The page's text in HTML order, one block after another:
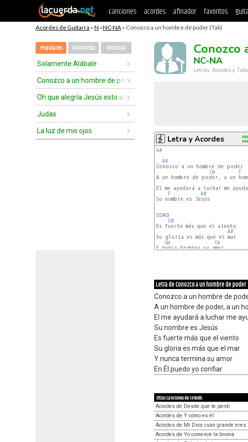
canciones acordes afinador favoritos
Acordes de Guitarra » N »NC-NA » Conozco a un hombre de poder (Tab)
Populares del Artista Historial
Solamente Alábale
Conozco a un hombre de poder
Oh que alegría Jesús esta aquí
Judas
La luz de mis ojos
Conozco
NC-NA
Letras, Acordes y
Letra y Acordes
A#
A#
Conozco a un hombre de poder
Cm
F
A un hombre de poder, a un
El me ayudará a luchar me
F
A#
Su nombre es Jesús
CORO
D#
Es fuerte más que el viento
A#
Su gloria es más que el mar
Gm
Cm
Y nunca termina su amor
Letra de Conozco a un hombre de poder
Conozco a un hombre de
A un hombre de poder, a un
El me ayudará a luchar me
Su nombre es Jesús
Es fuerte más que el viento
Su gloria es más que el mar
Y nunca termina su amor
En Él puedo yo confiar
Otras canciones de interés
Acordes de Desde que te perdí
Acordes de Y cómo es él
Acordes de Mi Dios cuan grande eres
Acordes de Yo comencé la broma